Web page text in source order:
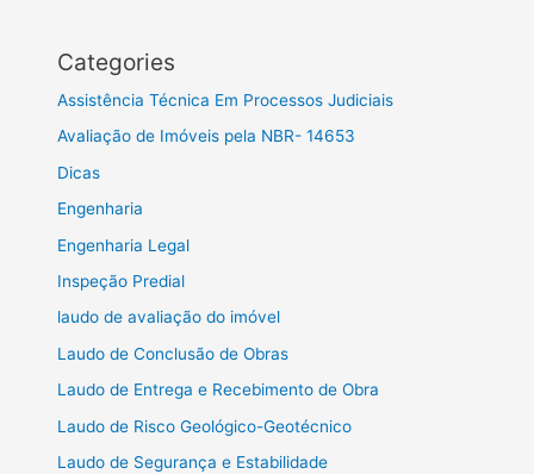
Categories
Assistência Técnica Em Processos Judiciais
Avaliação de Imóveis pela NBR- 14653
Dicas
Engenharia
Engenharia Legal
Inspeção Predial
laudo de avaliação do imóvel
Laudo de Conclusão de Obras
Laudo de Entrega e Recebimento de Obra
Laudo de Risco Geológico-Geotécnico
Laudo de Segurança e Estabilidade